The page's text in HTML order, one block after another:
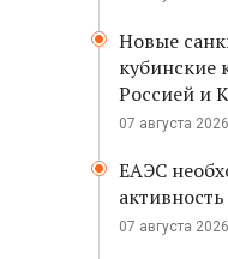
Новые
кубинские
Россией и
07 августа
ЕАЭС
07 августа